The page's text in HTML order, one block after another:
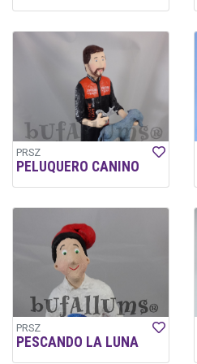
PRSZ
PELUQUERO CANINO
PRSZ
PESCANDO LA LUNA